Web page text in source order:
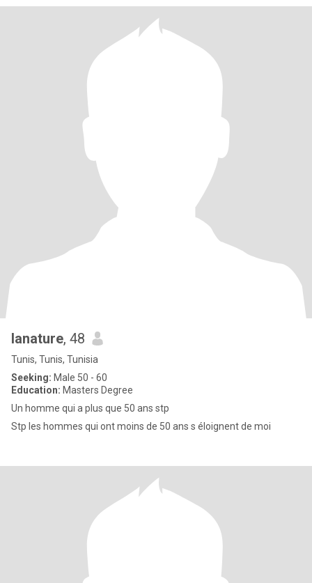
lanature, 48
Tunis, Tunis, Tunisia
Seeking: Male 50 - 60
Education: Masters Degree
Un homme qui a plus que 50 ans stp
Stp les hommes qui ont moins de 50 ans s éloignent de moi